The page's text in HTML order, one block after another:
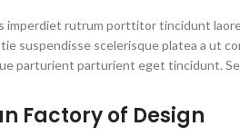
imperdiet rutrum porttitor tincidunt
suspendisse scelerisque platea a ut
parturient parturient eget tincidunt.
Factory of Design